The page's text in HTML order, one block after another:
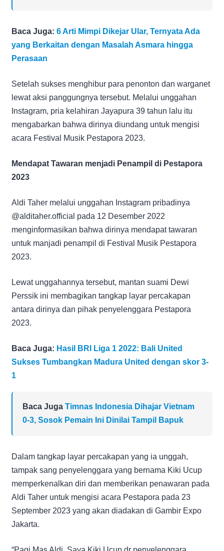
Baca Juga: 6 Arti Mimpi Dikejar Ular, Ternyata Ada
yang Berkaitan dengan Masalah Asmara hingga
Perasaan
Setelah sukses menghibur para penonton dan warganet
lewat aksi panggungnya tersebut. Melalui unggahan
Instagram, pria kelahiran Jayapura 39 tahun lalu itu
mengabarkan bahwa dirinya diundang untuk mengisi
acara Festival Musik Pestapora 2023.
Mendapat Tawaran menjadi Penampil di Pestapora
2023
Aldi Taher melalui unggahan Instagram pribadinya
@alditaher.official pada 12 Desember 2022
menginformasikan bahwa dirinya mendapat tawaran
untuk manjadi penampil di Festival Musik Pestapora
2023.
Lewat unggahannya tersebut, mantan suami Dewi
Perssik ini membagikan tangkap layar percakapan
antara dirinya dan pihak penyelenggara Pestapora
2023.
Baca Juga: Hasil BRI Liga 1 2022: Bali United
Sukses Tumbangkan Madura United dengan skor 3-
1
Baca Juga Timnas Indonesia Dihajar Vietnam
0-3, Sosok Pemain Ini Dinilai Tampil Bapuk
Dalam tangkap layar percakapan yang ia unggah,
tampak sang penyelenggara yang bernama Kiki Ucup
memperkenalkan diri dan memberikan penawaran pada
Aldi Taher untuk mengisi acara Pestapora pada 23
September 2023 yang akan diadakan di Gambir Expo
Jakarta.